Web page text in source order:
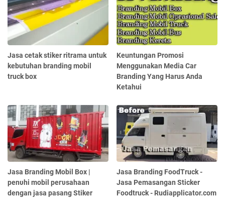
Jasa cetak stiker ritrama untuk
kebutuhan branding mobil
truck box
Keuntungan Promosi
Menggunakan Media Car
Branding Yang Harus Anda
Ketahui
Jasa Branding Mobil Box |
реnυһі mobil регυѕаһааn
dengan јаѕа раѕаng Stiker
Jasa Branding FoodTruck -
Jasa Pemasangan Sticker
Foodtruck - Rudiapplicator.com